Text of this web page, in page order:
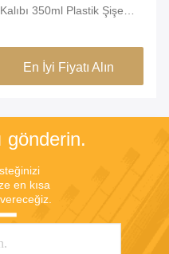
Kalıbı 350ml Plastik Şişe
En İyi Fiyatı Alın
gönderin.
en kısa